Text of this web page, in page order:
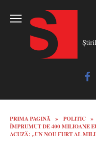
PRIMA PAGINĂ » POLITIC »
ÎMPRUMUT DE 400 MILIOANE
ACUZĂ: „UN NOU FURT AL